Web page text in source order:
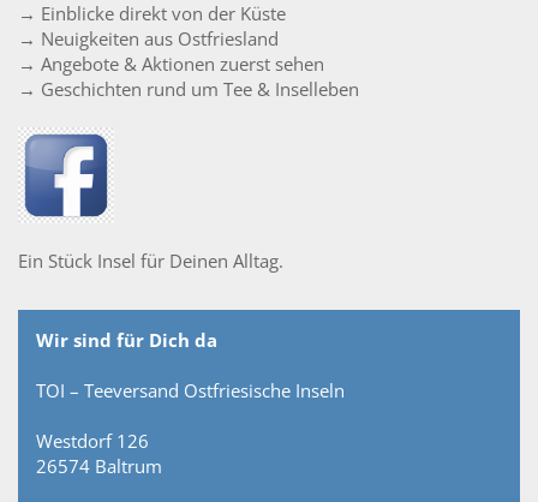
→ Einblicke direkt von der Küste
→ Neuigkeiten aus Ostfriesland
→ Angebote & Aktionen zuerst sehen
→ Geschichten rund um Tee & Inselleben
Ein Stück Insel für Deinen Alltag.
Wir sind für Dich da
TOI – Teeversand Ostfriesische Inseln
Westdorf 126
26574 Baltrum